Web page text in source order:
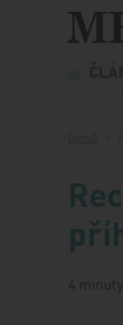
Přeskočit na obsah
4